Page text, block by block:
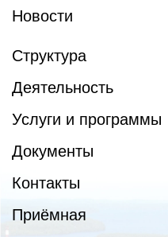
Новости
Структура
Деятельность
Услуги и программы
Документы
Контакты
Приёмная